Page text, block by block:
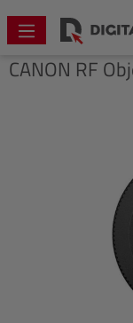
springen
CANON RF